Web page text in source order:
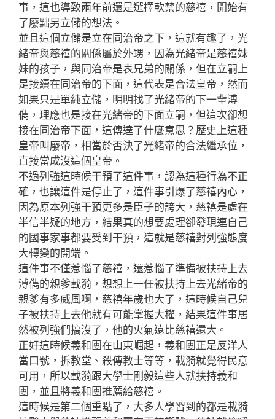
事，這也導致兩年前還是選擇軟禁的慈禧，開始有
了廢黜另立儲的想法。
並且這個立儲是立在同治帝之下，這就有趣了，光
緒帝與慈禧的關係屬於外甥，因為光緒帝是慈禧妹
妹的孩子，與同治帝是表兄弟的關係，但在立嗣上
是接續在同治帝的下面，這代表是合法皇帝，然而
如果只是單純立儲，明明找了光緒帝的下一輩溥
儁，理應也是接在光緒帝的下面立嗣，但這次卻想
接在同治帝下面，這傳達了什麼意思？歷史上這種
皇帝叫廢帝，相當於否決了光緒帝的合法繼承位，
直接當成沒這個皇帝。
不過列強這時候干預了這件事，認為這種行為不正
確，也讓這件是停止了，這件事引爆了慈禧內心，
因為原本列強干預更多是臣子的誇大，慈禧是處在
半信半疑的地方，結果真的想要處理卻發現連自己
的國事家事都要受到干預，這就是慈禧對列強態度
大轉變的開端。
這件事不僅惹惱了慈禧，還惹惱了準備被扶持上去
溥儁的親爹載漪，想想上一任被扶持上去光緒帝的
親爹有多威風啊，慈禧年歲也大了，這時候自己兒
子被扶持上去他就有可能掌握大權，結果這件事居
然被列強們搞沒了，他的火氣遠比慈禧還大。
正好這時候義和團在山東崛起，義和團正是反洋人
當口號，拆教堂、殺傳教士等等，載漪就覺得民意
可用，所以載漪跟大學士剛毅這些人就扶持義和
團，並且將義和團推薦給慈禧。
這時候是第二個重點了，大多人學習到的都是載漪